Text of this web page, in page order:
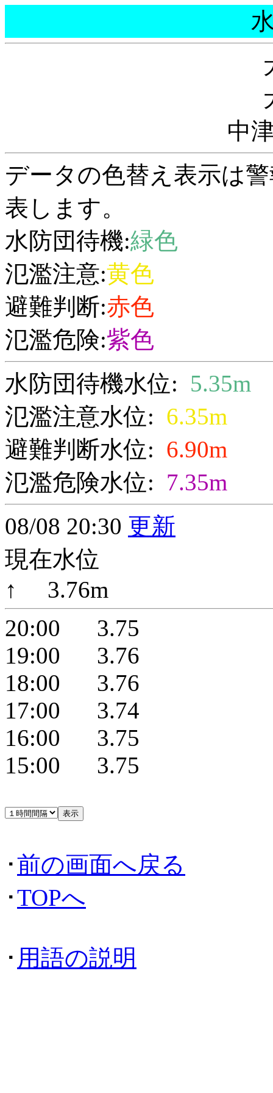
中
データの色替え表示は
表します。
水防団待機:緑色
氾濫注意:黄色
避難判断:赤色
氾濫危険:紫色
水防団待機水位: 5.35m
氾濫注意水位: 6.35m
避難判断水位: 6.90m
氾濫危険水位: 7.35m
08/08 20:30 更新
現在水位
↑ 3.76m
20:00 3.75
19:00 3.76
18:00 3.76
17:00 3.74
16:00 3.75
15:00 3.75
･前の画面へ戻る
･TOPへ
･ 用語の説明